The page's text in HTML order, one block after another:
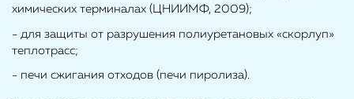
химических терминалах (ЦНИИМФ, 2009);
- для защиты от разрушения полиуретановых «скорлуп»
теплотрасс;
- печи сжигания отходов (печи пиролиза).